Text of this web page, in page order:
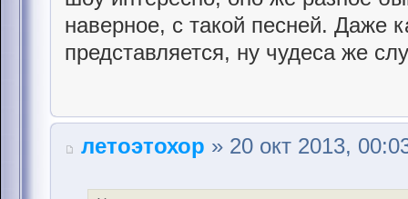
наверное, с такой песней. Даже
представляется, ну чудеса же
летоэтохор » 20 окт 2013,